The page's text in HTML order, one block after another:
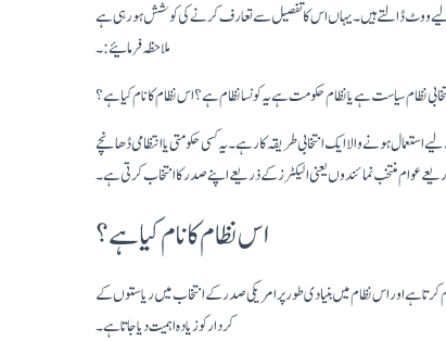
لیے ووٹ ڈالتے ہیں۔ یہاں اس کا تفصیل سے تعارف کرنے کی کوشش ہو رہی ہے
ملاحظہ فرمائیے:۔
نظام سیاست ہے یا نظام حکومت ہے یہ کونسا نظام ہے؟ اس نظام کا نام کیا ہے؟
ہونے والا ایک انتخابی طریقہ کار ہے۔ یہ کسی حکومتی یا انتظامی ڈھانچے
عوام منتخب نمائندوں یعنی الیکٹرز کے ذریعے اپنے صدر کا انتخاب کرتی ہے۔
اس نظام کا نام کیا ہے؟
کرتا ہے اور اس نظام میں بنیادی طور پر امریکی صدر کے انتخاب میں ریاستوں کے
کردار کو زیادہ اہمیت دیا جاتا ہے۔